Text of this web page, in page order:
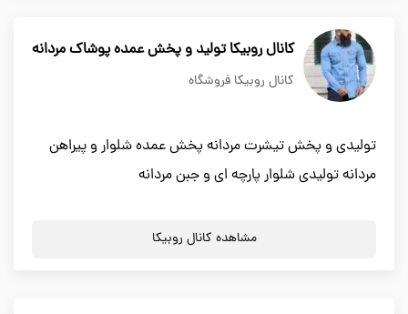
کانال روبیکا تولید و پخش عمده پوشاک مردانه
کانال روبیکا فروشگاه
تولیدی و پخش تیشرت مردانه پخش عمده شلوار و پیراهن
مردانه تولیدی شلوار پارچه ای و جبن مردانه
مشاهده کانال روبیکا